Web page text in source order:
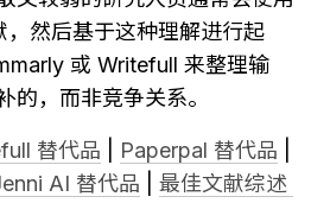
然后基于这种理解进行起
或 Writefull 来整理输
的，而非竞争关系。
替代品 Paperpal 替代品
AI 替代品
最佳文献综述